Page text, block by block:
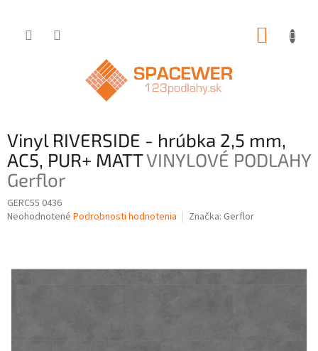
Vinyl RIVERSIDE - hrúbka 2,5 mm,
AC5, PUR+ MATTVINYLOVÉ PODLAHY
Gerflor
GERC55 0436
Priemerné
0,0
Neohodnotené Podrobnosti hodnotenia Značka: Gerflor